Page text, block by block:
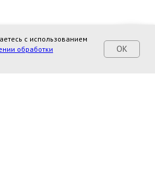
с использованием
обработки
OK